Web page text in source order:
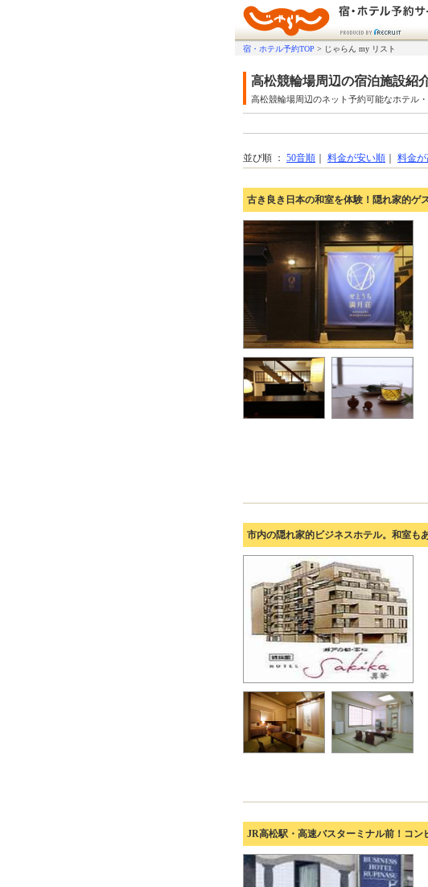
宿・ホテル予約TOP > じゃらん my リスト
高松競輪場周辺の宿泊施設紹
高松競輪場周辺のネット予約可能なホテル
並び順 ： 50音順 料金が安い順 料金
古き良き日本の和室を体験！隠れ家的ゲ
市内の隠れ家的ビジネスホテル。和室も
JR高松駅・高速バスターミナル前！コン